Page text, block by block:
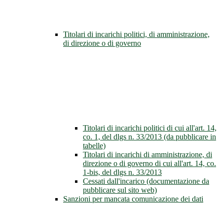
Titolari di incarichi politici, di amministrazione,
di direzione o di governo
Titolari di incarichi politici di cui all'art. 14,
co. 1, del dlgs n. 33/2013 (da pubblicare in
tabelle)
Titolari di incarichi di amministrazione, di
direzione o di governo di cui all'art. 14, co.
1-bis, del dlgs n. 33/2013
Cessati dall'incarico (documentazione da
pubblicare sul sito web)
Sanzioni per mancata comunicazione dei dati